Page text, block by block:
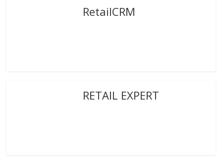
RetailCRM
RETAIL EXPERT